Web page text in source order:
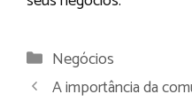
Categorias
Negócios
A importância da